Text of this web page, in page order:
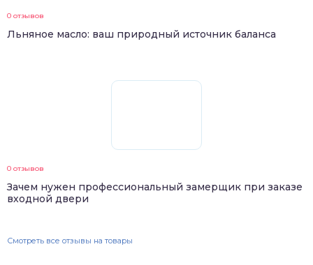
0 отзывов
Льняное масло: ваш природный источник баланса
0 отзывов
Зачем нужен профессиональный замерщик при заказе
входной двери
Смотреть все отзывы на товары